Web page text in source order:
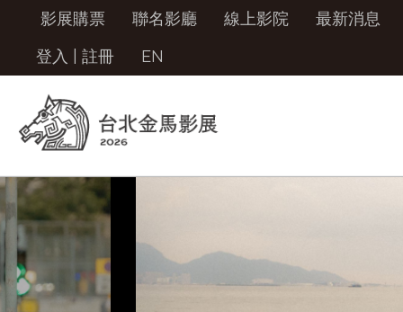
影展購票 聯名影廳 線上影院
最新消息
登入
註冊 EN